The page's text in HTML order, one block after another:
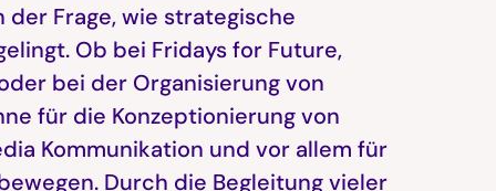
Frage, wie strategische
Ob bei Fridays for Future,
bei der Organisierung von
für die Konzeptionierung von
Kommunikation und vor allem für
Durch die Begleitung vieler